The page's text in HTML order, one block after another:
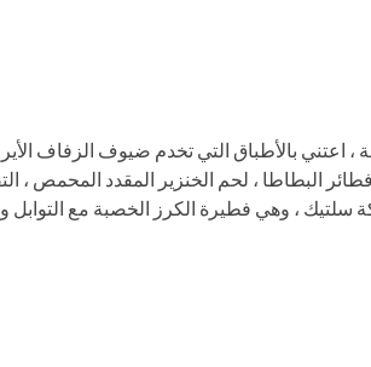
اعتني بالأطباق التي تخدم ضيوف الزفاف
البطاطا ، لحم الخنزير المقدد المحمص ،
سلتيك ، وهي فطيرة الكرز الخصبة مع التوابل